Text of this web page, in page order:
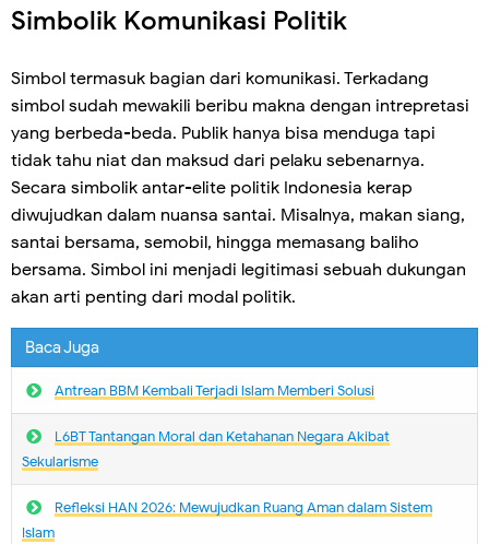
Simbolik Komunikasi Politik
Simbol termasuk bagian dari komunikasi. Terkadang
simbol sudah mewakili beribu makna dengan intrepretasi
yang berbeda-beda. Publik hanya bisa menduga tapi
tidak tahu niat dan maksud dari pelaku sebenarnya.
Secara simbolik antar-elite politik Indonesia kerap
diwujudkan dalam nuansa santai. Misalnya, makan siang,
santai bersama, semobil, hingga memasang baliho
bersama. Simbol ini menjadi legitimasi sebuah dukungan
akan arti penting dari modal politik.
Baca Juga
Antrean BBM Kembali Terjadi lslam Memberi Solusi
L6BT Tantangan Moral dan Ketahanan Negara Akibat
Sekularisme
Refleksi HAN 2026: Mewujudkan Ruang Aman dalam Sistem
Islam